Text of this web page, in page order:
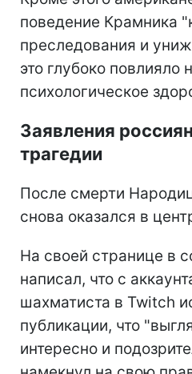
поведение Крамника
преследования и
это глубоко повлияло
психологическое
Заявления
трагедии
После смерти
снова оказался в
На своей странице в
написал, что с
шахматиста в Twitch
публикации, что
интересно и